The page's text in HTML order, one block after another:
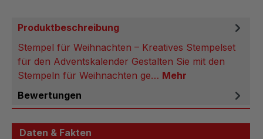
Produktbeschreibung
Stempel für Weihnachten – Kreatives Stempelset
für den Adventskalender Gestalten Sie mit den
Stempeln für Weihnachten ge… Mehr
Bewertungen
Daten & Fakten